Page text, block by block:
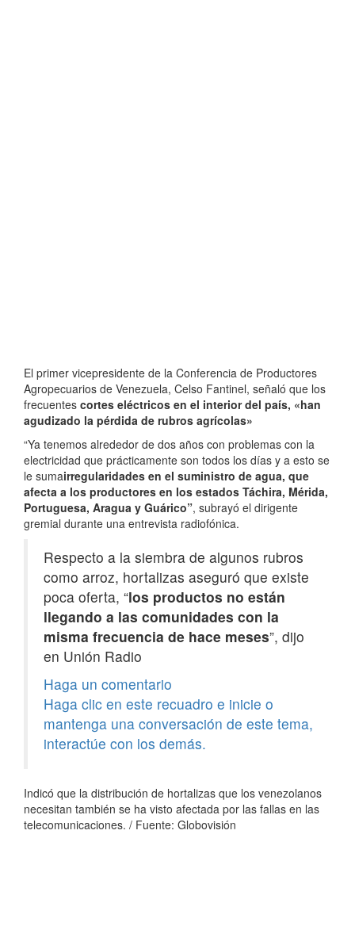
El primer vicepresidente de la Conferencia de Productores
Agropecuarios de Venezuela, Celso Fantinel, señaló que los
frecuentes cortes eléctricos en el interior del país, «han
agudizado la pérdida de rubros agrícolas»
“Ya tenemos alrededor de dos años con problemas con la
electricidad que prácticamente son todos los días y a esto se
le sumairregularidades en el suministro de agua, que
afecta a los productores en los estados Táchira, Mérida,
Portuguesa, Aragua y Guárico”, subrayó el dirigente
gremial durante una entrevista radiofónica.
Respecto a la siembra de algunos rubros
como arroz, hortalizas aseguró que existe
poca oferta, “los productos no están
llegando a las comunidades con la
misma frecuencia de hace meses”, dijo
en Unión Radio
Haga un comentario
Haga clic en este recuadro e inicie o
mantenga una conversación de este tema,
interactúe con los demás.
Indicó que la distribución de hortalizas que los venezolanos
necesitan también se ha visto afectada por las fallas en las
telecomunicaciones. / Fuente: Globovisión